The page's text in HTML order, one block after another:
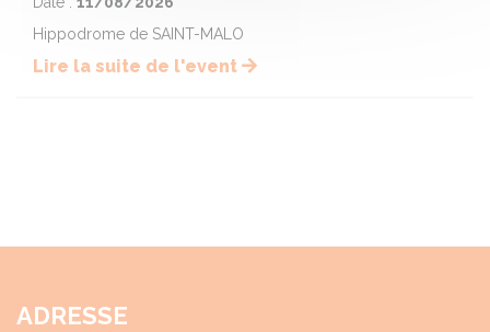
Hippodrome de SAINT-MALO
Lire la suite de l'event
ADRESSE